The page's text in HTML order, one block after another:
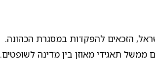
הזכאים להפקדות במסגרת הכהונה.
ממשל תאגידי מאוזן בין מדינה לשופטים.